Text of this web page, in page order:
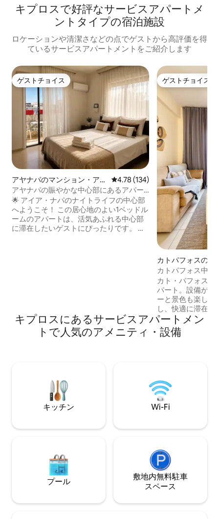
キプロスで好評なサービスアパートメ
ントタイプの宿泊施設
ロケーションや清潔さなどの点でゲストから高評価を得
ているサービスアパートメントをご紹介します
ゲストチョイス
ゲストチョイス
アヤナパのマンション・アパ
ート
レビュー134件、5つ星中4.78つ
4.78 (134)
アヤナパの賑やかな中心部にあるアパー
ト（2名様用）
🌟 アイア・ナパのナイトライフの中心部
へようこそ！ この居心地のよい1ベッドル
ームのアパートは、活気あふれる中心部
に滞在したいゲストにぴったりです。 🔊
チまで徒歩10分 | 🪜 20段（エレベーター
なし）
ゲストチョイス
ゲストチョイス
カトパフォスのマ
アパート
カトパフォス中心
ト
カト・パフォスの
パート。設備が充
ーと景色も楽しめます。 中
し、快適に滞在
る施設・設備に近
のすぐそばにパ
マーケット、レ
数メートル先にあ
ません。 建物の
す。
キプロスにあるサービスアパートメン
トで人気のアメニティ・設備
キッチン Wi-Fi
プール
敷地内無料駐⁠車
ス⁠ペ⁠ー⁠ス